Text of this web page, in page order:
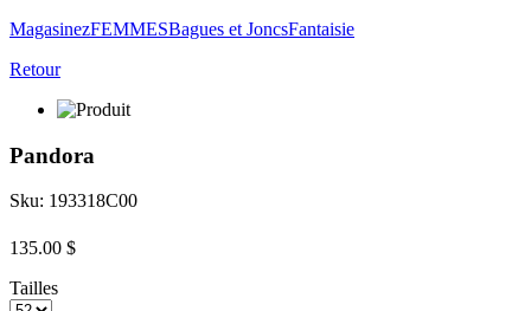
MagasinezFEMMESBagues et JoncsFantaisie
Retour
Pandora
Sku: 193318C00
135.00 $
Tailles